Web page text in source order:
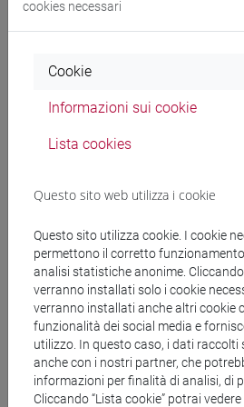
focus sarà su: descrivere
sentimenti, stati d'animo, dubbi,
esprimere interesse/
Per quanto riguarda la
passato, presente e futuro, uso
congiunzioni subordinate.
Il vocabolario appreso sarà
ai temi di attualità e alla vita
familiari, relazioni sociali, arte,
cultura, cronaca e media.
La cultura sarà intesa sia nella
ampia, sottolineando quegli
cookies necessari
Cookie
Informazioni sui cookie
Lista cookies
Questo sito web utilizza i cookie
Questo sito utilizza cookie. I cookie
permettono il corretto
analisi statistiche anonime.
verranno installati solo i cookie
verranno installati anche altri cookie
funzionalità dei social media e
utilizzo. In questo caso, i dati raccolti
anche con i nostri partner, che
informazioni per finalità di analisi, di
Cliccando “Lista cookie” potrai